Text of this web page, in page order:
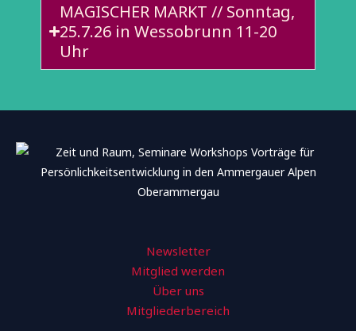
MAGISCHER MARKT // Sonntag,
25.7.26 in Wessobrunn 11-20
Uhr
Newsletter
Mitglied werden
Über uns
Mitgliederbereich